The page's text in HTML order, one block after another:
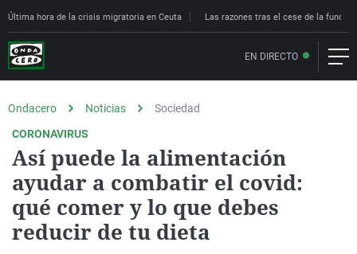
Última hora de la crisis migratoria en Ceuta Las razones tras el cese de la
EN DIRECTO
Ondacero Noticias
Sociedad
CORONAVIRUS
Así puede la alimentación
ayudar a combatir el covid:
qué comer y lo que debes
reducir de tu dieta